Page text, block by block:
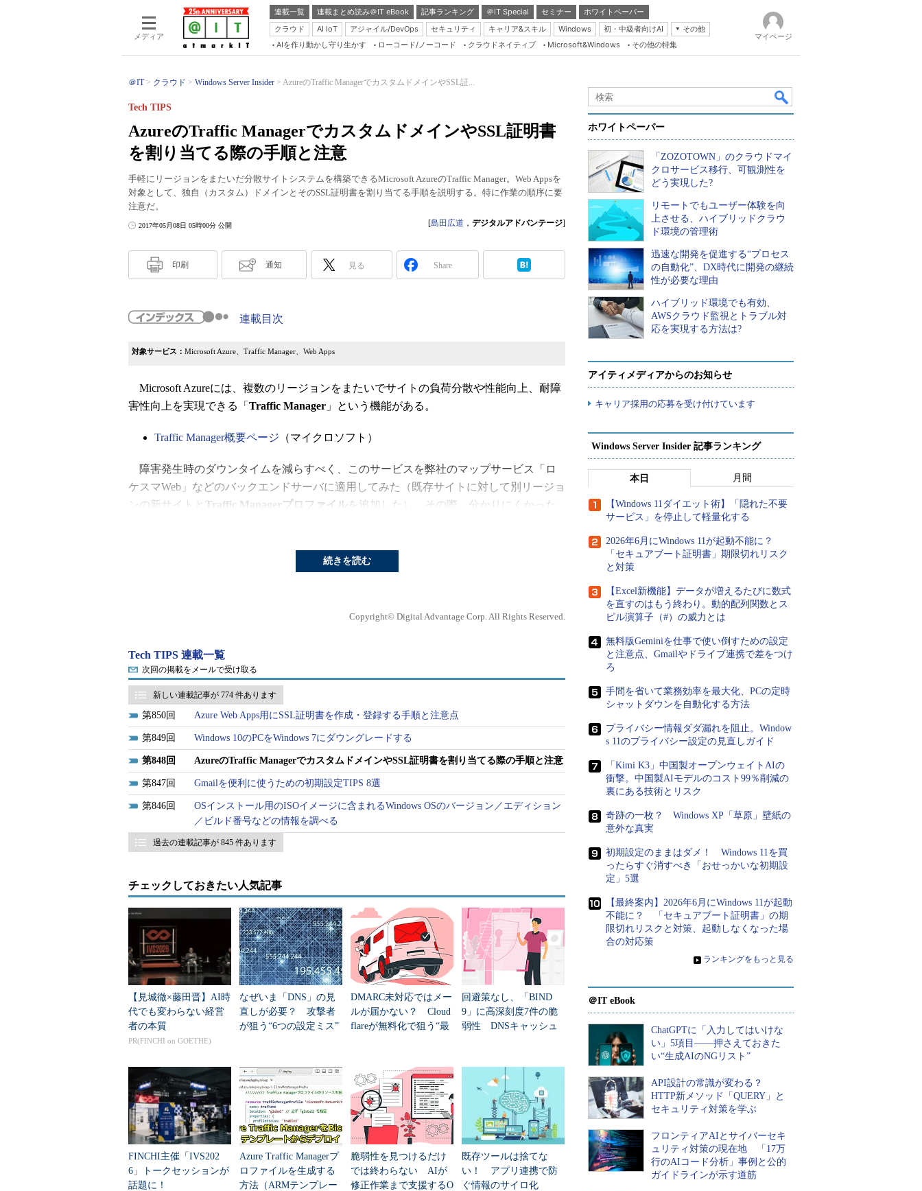
メディア
連載一覧 連載まとめ読み＠IT eBook 記事ランキング ＠IT Special セミナー
ホワイトペーパー
クラウド
AI IoT アジャイル/DevOps セキュリティ キャリア&スキル Windows 初・中級者向けAI
その他
Server & Storage
Java Agile
Database Expert
Linux ＆ OSS
Master of IP Network
Security & Trust
Test & Tools
AIを作り動かし守り生かす ローコード/ノーコード クラウドネイティブ Microsoft&Windows その他の特集
マイページ
＠IT クラウド Windows Server Insider AzureのTraffic ManagerでカスタムドメインやSSL証...
AzureのTraffic ManagerでカスタムドメインやSSL証明書
を割り当てる際の手順と注意
Tech TIPS
手軽にリージョンをまたいだ分散サイトシステムを構築できるMicrosoft AzureのTraffic Manager。Web Appsを
対象として、独自（カスタム）ドメインとそのSSL証明書を割り当てる手順を説明する。特に作業の順序に要
注意だ。
2017年05月08日 05時00分 公開 [島田広道 ， デジタルアドバンテージ]
印刷 通知 見る Share
連載目次
対象サービス： Microsoft Azure、Traffic Manager、Web Apps
Microsoft Azureには、複数のリージョンをまたいでサイトの負荷分散や性能向上、耐障
害性向上を実現できる「 Traffic Manager 」という機能がある。
Traffic Manager概要ページ （マイクロソフト）
障害発生時のダウンタイムを減らすべく、このサービスを弊社のマップサービス「ロ
ケスマWeb」などのバックエンドサーバに適用してみた（既存サイトに対して別リージョ
ンの新サイトと Traffic Managerプロファイル
を追加した）。その際、分かりにくかった
Traffic Managerのドキュメント（マイクロソフト）
次のようになる（動作確認は含めていない）。
各リージョンにWebサイトを構築する
Traffic Managerが各Webサイトを監視するためのヘルスチェックファイルを設置する
Traffic Managerプロファイルを作成・設定する
各WebサイトをTraffic Managerに登録する
各WebサイトにカスタムドメインとSSL証明書を割り当てる
カスタムドメインのDNSレコードを切り替える
本稿ではこのうち、5．のカスタムドメインとSSL証明書の割り当てに焦点を当て、具
体的な手順と注意点を説明する。4．までの手順は既に完了しているものとする。また
個々のWebサイトは同じAzureの「Web Apps」を前提としている。
通常、Web Appsのサイトにカスタムドメイン（例：www.example.jp）を割り当てるに
は、そのデフォルトのDNS名（＜サイト名＞
.azurewebsites.net）あるいはIPアドレスとの
対応を表すDNSレコードを設定する必要がある。
だがTraffic Managerの配下になるWeb Appsサイトについては、Traffic Managerプロファ
イルのDNS名（＜プロファイル名＞.trafficmanager.net）と対象のカスタムドメインをひも
付ければ済む。つまり、DNSレコードについてはサイトごとに1つずつ作成する手間は不
要だ。
続きを読む
Copyright© Digital Advantage Corp. All Rights Reserved.
Tech TIPS 連載一覧
次回の掲載をメールで受け取る
新しい連載記事が 774 件あります
850 Azure Web Apps用にSSL証明書を作成・登録する手順と注意点
849 Windows 10のPCをWindows 7にダウングレードする
848 AzureのTraffic ManagerでカスタムドメインやSSL証明書を割り当てる際の手順と注意
847 Gmailを便利に使うための初期設定TIPS 8選
846
OSインストール用のISOイメージに含まれるWindows OSのバージョン／エディション
／ビルド番号などの情報を調べる
過去の連載記事が 845 件あります
チェックしておきたい人気記事
【見城徹×藤田晋】AI時
代でも変わらない経営
者の本質
PR(FINCHI on GOETHE)
なぜいま「DNS」の見
直しが必要？ 攻撃者
が狙う“6つの設定ミス”
DMARC未対応ではメー
ルが届かない？ Cloud
flareが無料化で狙う“最
回避策なし、「BIND
9」に高深刻度7件の脆
弱性 DNSキャッシュ
FINCHI主催「IVS202
6」トークセッションが
話題に！
Azure Traffic Managerプ
ロファイルを生成する
方法（ARMテンプレー
脆弱性を見つけるだけ
では終わらない AIが
修正作業まで支援するO
既存ツールは捨てな
い！ アプリ連携で防
ぐ情報のサイロ化
ホワイトペーパー
「ZOZOTOWN」のクラウドマイ
クロサービス移行、可観測性を
どう実現した?
リモートでもユーザー体験を向
上させる、ハイブリッドクラウ
ド環境の管理術
迅速な開発を促進する“プロセス
の自動化”、DX時代に開発の継続
性が必要な理由
ハイブリッド環境でも有効、
AWSクラウド監視とトラブル対
応を実現する方法は?
アイティメディアからのお知らせ
キャリア採用の応募を受け付けています
Windows Server Insider 記事ランキング
本日 月間
【Windows 11ダイエット術】「隠れた不要
サービス」を停止して軽量化する
2026年6月にWindows 11が起動不能に？
「セキュアブート証明書」期限切れリスク
と対策
【Excel新機能】データが増えるたびに数式
を直すのはもう終わり。動的配列関数とス
ピル演算子（#）の威力とは
無料版Geminiを仕事で使い倒すための設定
と注意点、Gmailやドライブ連携で差をつけ
ろ
手間を省いて業務効率を最大化、PCの定時
シャットダウンを自動化する方法
プライバシー情報ダダ漏れを阻止。Window
s 11のプライバシー設定の見直しガイド
「Kimi K3」中国製オープンウェイトAIの
衝撃。中国製AIモデルのコスト99％削減の
裏にある技術とリスク
奇跡の一枚？ Windows XP「草原」壁紙の
意外な真実
初期設定のままはダメ！ Windows 11を買
ったらすぐ消すべき「おせっかいな初期設
定」5選
【最終案内】2026年6月にWindows 11が起動
不能に？ 「セキュアブート証明書」の期
限切れリスクと対策、起動しなくなった場
合の対応策
» ランキングをもっと見る
＠IT eBook
ChatGPTに「入力してはいけな
い」5項目――押さえておきた
い“生成AIのNGリスト”
API設計の常識が変わる？
HTTP新メソッド「QUERY」と
セキュリティ対策を学ぶ
フロンティアAIとサイバーセキ
ュリティ対策の現在地 「17万
行のAIコード分析」事例と公的
ガイドラインが示す道筋